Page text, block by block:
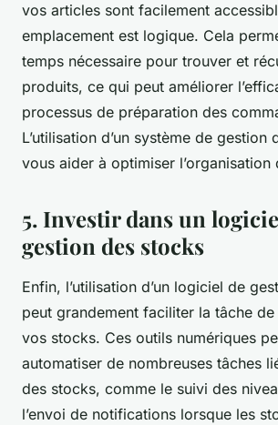
vos articles sont facilement
emplacement est logique. Cela
temps nécessaire pour trouver et
produits, ce qui peut améliorer
processus de préparation des
L’utilisation d’un système de gestion
vous aider à optimiser
5. Investir dans un
gestion des stocks
Enfin, l’utilisation d’un logiciel de
peut grandement faciliter la tâche
vos stocks. Ces outils numériques
automatiser de nombreuses tâches
des stocks, comme le suivi des
l’envoi de notifications lorsque les